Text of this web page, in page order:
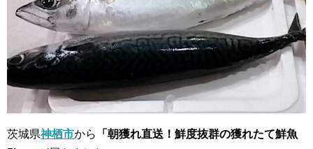
茨城県神栖市から
「朝獲れ直送！鮮度抜群の獲れたて鮮魚